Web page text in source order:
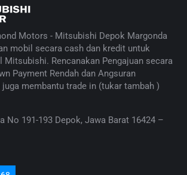
Motors - Mitsubishi Depok Margonda
mobil secara cash dan kredit untuk
Mitsubishi. Rencanakan Pengajuan secara
Payment Rendah dan Angsuran
membantu trade in (tukar tambah )
No 191-193 Depok, Jawa Barat 16424 –